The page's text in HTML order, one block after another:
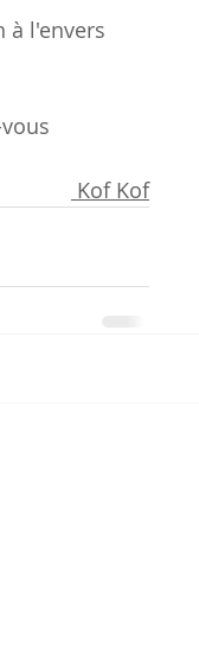
à l'envers
Kof Kof